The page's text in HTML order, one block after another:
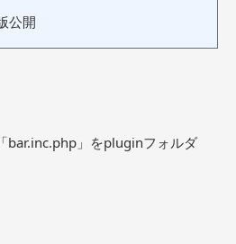
公開
bar.inc.php」をpluginフォルダ